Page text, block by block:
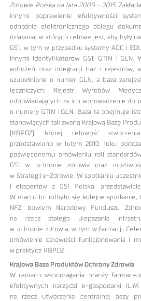
Zdrowie Polska na lata 2009 – 2015.
innymi poprawienie efektywności
odnośnie elektronicznego obiegu
działania, w których celowe jest, aby były
GS1, w tym w przypadku systemy ADC i
innymi identyfikatorów GS1: GTIN i GLN.
wdrożeń oraz integracji baz i rejestrów,
uzupełnione o numer GLN, a baza
leczniczych: Rejestr Wyrobów
odpowiadających za ich wprowadzenie do
o numery GTIN i GLN. Baza ta obejmuje
stanowiących tak zwaną Krajową Bazę
(KBPOZ), której celowość
przedstawiono w lutym 2010 roku
poświęconemu omówieniu roli
GS1 w ochronie zdrowia oraz
w Strategii e-Zdrowie. W spotkaniu
i ekspertów z GS1 Polska,
W marcu br. odbyło się kolejne spotkanie,
NFZ, bowiem Narodowy Funduszu
na rzecz stałego ulepszania
w ochronie zdrowia, w tym w farmacji.
omówienie celowości funkcjonowania i
w praktyce KBPOZ.
Krajowa Baza Produktów Ochrony Zdrowia
W ramach wspomagania branży
efektywnych narzędzi e-gospodarki ILiM
na rzecz utworzenia centralnej bazy